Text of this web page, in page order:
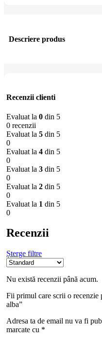
Descriere produs
Recenzii clienti
Evaluat la 0 din 5
0 recenzii
Evaluat la 5 din 5
0
Evaluat la 4 din 5
0
Evaluat la 3 din 5
0
Evaluat la 2 din 5
0
Evaluat la 1 din 5
0
Recenzii
Șterge filtre
Nu există recenzii până acum.
Fii primul care scrii o recenzie
alba”
Adresa ta de email nu va fi
marcate cu *